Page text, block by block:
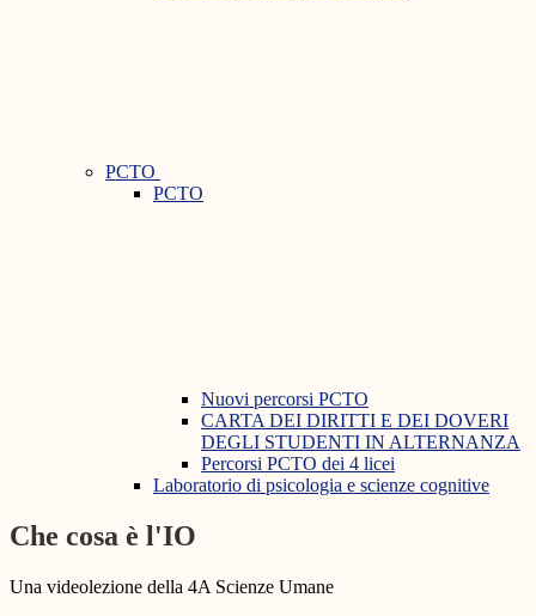
PCTO
PCTO
Nuovi percorsi PCTO
CARTA DEI DIRITTI E DEI DOVERI
DEGLI STUDENTI IN ALTERNANZA
Percorsi PCTO dei 4 licei
Laboratorio di psicologia e scienze cognitive
Che cosa è l'IO
Una videolezione della 4A Scienze Umane